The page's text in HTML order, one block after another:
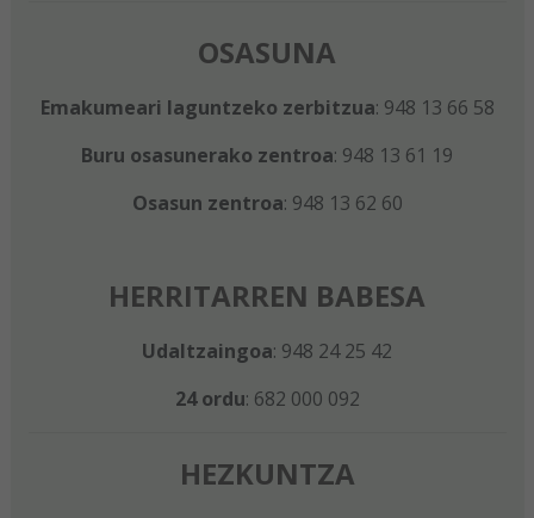
OSASUNA
Emakumeari laguntzeko zerbitzua: 948 13 66 58
Buru osasunerako zentroa: 948 13 61 19
Osasun zentroa: 948 13 62 60
HERRITARREN BABESA
Udaltzaingoa: 948 24 25 42
24 ordu: 682 000 092
HEZKUNTZA